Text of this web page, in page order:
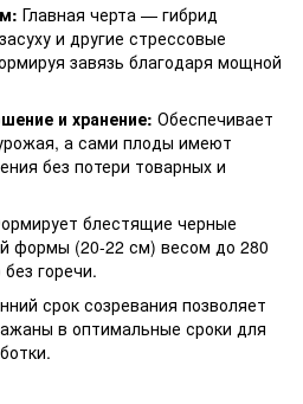
Главная черта — гибрид
и другие стрессовые
завязь благодаря мощной
и хранение: Обеспечивает
а сами плоды имеют
без потери товарных и
блестящие черные
формы (20-22 см) весом до 280
горечи.
срок созревания позволяет
в оптимальные сроки для